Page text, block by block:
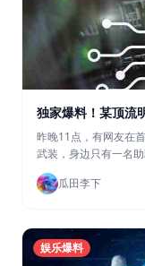
独家爆料！某顶流
昨晚11点，有网友在
武装，身边只有一名
瓜田李下
娱乐爆料